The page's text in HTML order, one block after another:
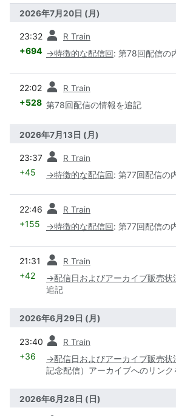
2026年7月20日 (月)
23:32 R Train
+694 →特徴的な配信回: 第78回配信の
22:02 R Train
+528 第78回配信の情報を追記
2026年7月13日 (月)
23:37 R Train
+45 →特徴的な配信回: 第77回配信の
22:46 R Train
+155 →特徴的な配信回: 第77回配信の
21:31 R Train
+42 →配信日およびアーカイブ販売状
追記
2026年6月29日 (月)
23:40 R Train
+36 →配信日およびアーカイブ販売状
記念配信）アーカイブへのリンク
2026年6月28日 (日)